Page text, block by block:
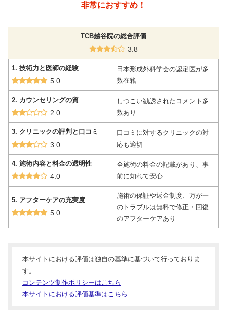
非常におすすめ！
TCB越谷院の総合評価
3.8
1. 技術力と医師の経験
5.0
日本形成外科学会の認定医が多
数在籍
2. カウンセリングの質
2.0
しつこい勧誘されたコメント多
数あり
3. クリニックの評判と口コミ
3.0
口コミに対するクリニックの対
応も適切
4. 施術内容と料金の透明性
4.0
全施術の料金の記載があり、事
前に知れて安心
5. アフターケアの充実度
5.0
施術の保証や返金制度、万が一
のトラブルは無料で修正・回復
のアフターケアあり
本サイトにおける評価は独自の基準に基づいて行っておりま
す。
コンテンツ制作ポリシーはこちら
本サイトにおける評価基準はこちら